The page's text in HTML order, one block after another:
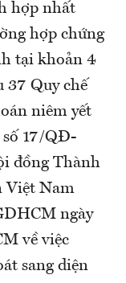
hợp nhất
hợp chứng
tại khoản 4
37 Quy chế
niêm yết
số 17/QĐ-
đồng Thành
Việt Nam
ngày
về việc
sang diện